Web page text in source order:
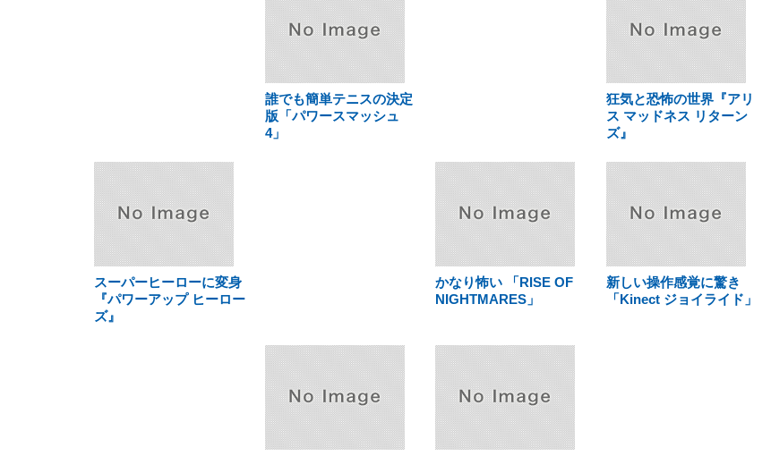
誰でも簡単テニスの決定
版「パワースマッシュ
4」
狂気と恐怖の世界『アリ
ス マッドネス リターン
ズ』
スーパーヒーローに変身
『パワーアップ ヒーロー
ズ』
かなり怖い 「RISE OF
NIGHTMARES」
新しい操作感覚に驚き
「Kinect ジョイライド」